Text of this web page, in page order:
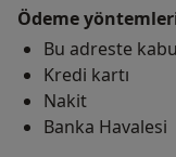
Ödeme
Bu adreste
Kredi kartı
Nakit
Banka Havalesi